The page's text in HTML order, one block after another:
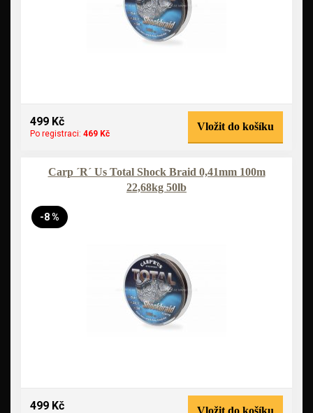
499 Kč
Po registraci: 469 Kč
Vložit do košíku
Carp ´R´ Us Total Shock Braid 0,41mm 100m
22,68kg 50lb
-8 %
499 Kč Vložit do košíku